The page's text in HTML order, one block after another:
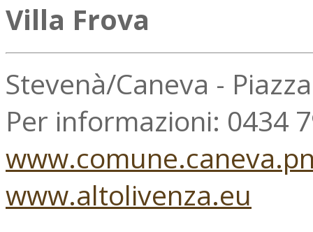
Villa Frova
Stevenà/Caneva -
Per informazioni: 0434
www.altolivenza.eu